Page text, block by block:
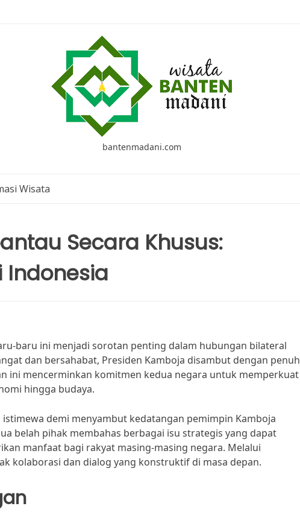
bantenmadani.com
Wisata
Secara Khusus:
Indonesia
baru ini menjadi sorotan penting dalam hubungan bilateral
dan bersahabat, Presiden Kamboja disambut dengan penuh
ini mencerminkan komitmen kedua negara untuk memperkuat
hingga budaya.
demi menyambut kedatangan pemimpin Kamboja
belah pihak membahas berbagai isu strategis yang dapat
manfaat bagi rakyat masing-masing negara. Melalui
kolaborasi dan dialog yang konstruktif di masa depan.